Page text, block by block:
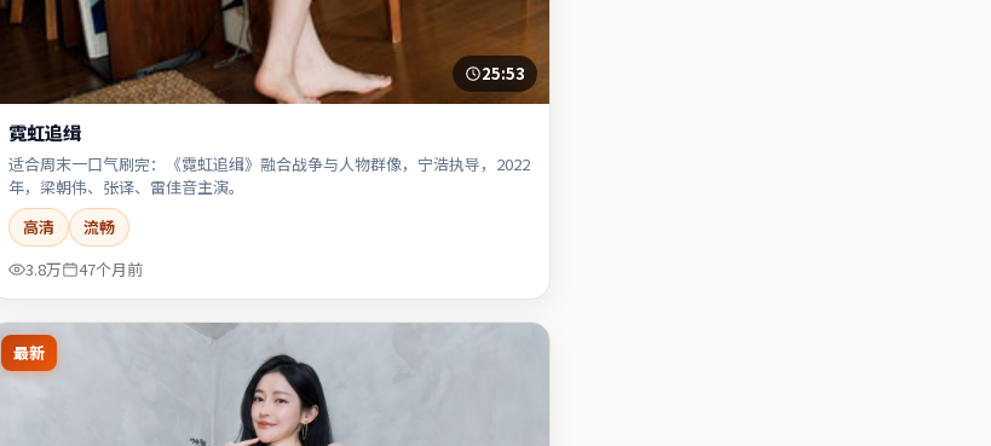
25:53
霓虹追缉
适合周末一口气刷完：《霓虹追缉》融合战争与人物群像，宁浩执导，2022
年，梁朝伟、张译、雷佳音主演。
高清
流畅
3.8万
47个月前
最新